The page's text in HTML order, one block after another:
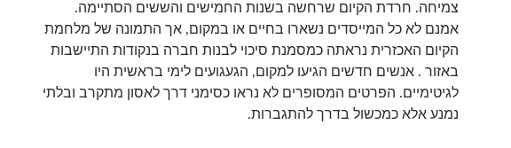
צמיחה. חרדת הקיום שרחשה בשנות החמישים והששים הסתיימה.
אמנם לא כל המייסדים נשארו בחיים או במקום, אך התמונה של מלחמת
הקיום האכזרית נראתה כמסמנת סיכוי לבנות חברה בנקודות התיישבות
באזור . אנשים חדשים הגיעו למקום, הגעגועים לימי בראשית היו
לגיטימיים. הפרטים המסופרים לא נראו כסימני דרך לאסון מתקרב ובלתי
נמנע אלא כמכשול בדרך להתגברות.